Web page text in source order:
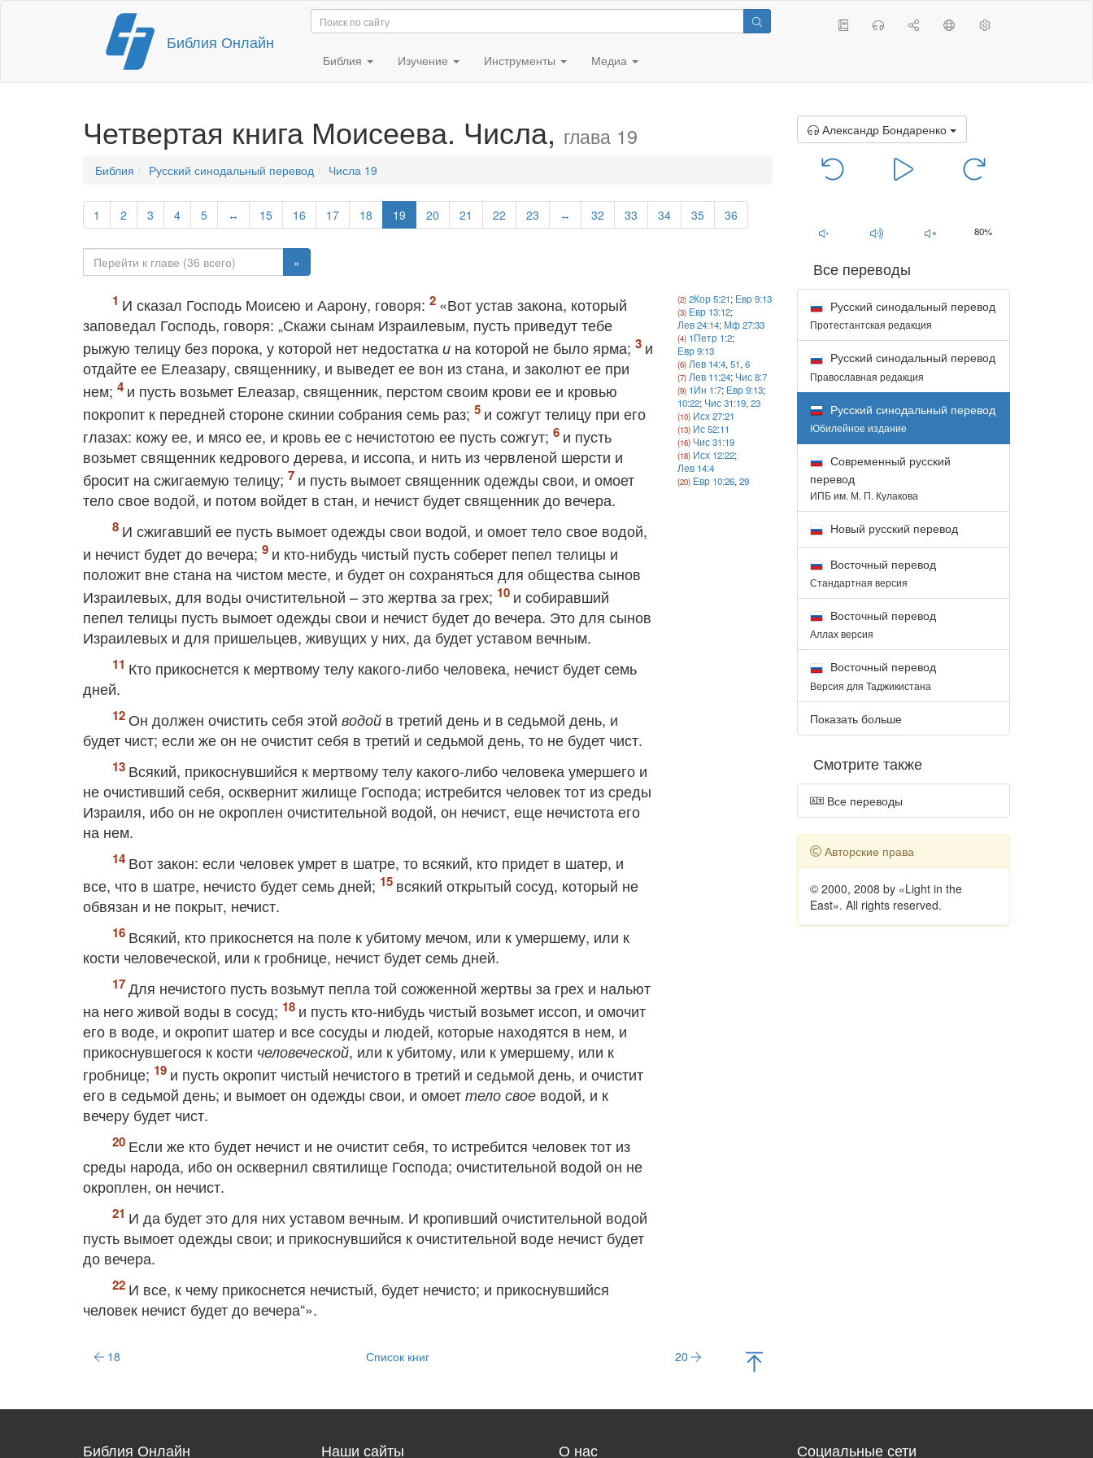
Перейти
содержимому
Библия Онлайн
Библия Изучение Инструменты Медиа
Четвертая книга Моисеева. Числа, глава 19
Библия Русский синодальный перевод Числа 19
1 2 3 4 5 ↔ 15 16 17 18 19 20 21 22 23 ↔ 32 33 34 35 36
»
И сказал Господь Моисею и Аарону, говоря:
«Вот устав закона, который
заповедал Господь, говоря: „Скажи сынам Израилевым, пусть приведут тебе
рыжую телицу без порока, у которой нет недостатка и на которой не было ярма;
и
отдайте ее Елеазару, священнику, и выведет ее вон из стана, и заколют ее при
нем;
и пусть возьмет Елеазар, священник, перстом своим крови ее и кровью
покропит к передней стороне скинии собрания семь раз;
и сожгут телицу при его
глазах: кожу ее, и мясо ее, и кровь ее с нечистотою ее пусть сожгут;
и пусть
возьмет священник кедрового дерева, и иссопа, и нить из червленой шерсти и
бросит на сжигаемую телицу;
и пусть вымоет священник одежды свои, и омоет
тело свое водой, и потом войдет в стан, и нечист будет священник до вечера.
И сжигавший ее пусть вымоет одежды свои водой, и омоет тело свое водой,
и нечист будет до вечера;
и кто-нибудь чистый пусть соберет пепел телицы и
положит вне стана на чистом месте, и будет он сохраняться для общества сынов
Израилевых, для воды очистительной – это жертва за грех;
и собиравший
пепел телицы пусть вымоет одежды свои и нечист будет до вечера. Это для сынов
Израилевых и для пришельцев, живущих у них, да будет уставом вечным.
Кто прикоснется к мертвому телу какого-либо человека, нечист будет семь
дней.
Он должен очистить себя этой водой в третий день и в седьмой день, и
будет чист; если же он не очистит себя в третий и седьмой день, то не будет чист.
Всякий, прикоснувшийся к мертвому телу какого-либо человека умершего и
не очистивший себя, осквернит жилище Господа; истребится человек тот из среды
Израиля, ибо он не окроплен очистительной водой, он нечист, еще нечистота его
на нем.
Вот закон: если человек умрет в шатре, то всякий, кто придет в шатер, и
все, что в шатре, нечисто будет семь дней;
всякий открытый сосуд, который не
обвязан и не покрыт, нечист.
Всякий, кто прикоснется на поле к убитому мечом, или к умершему, или к
кости человеческой, или к гробнице, нечист будет семь дней.
Для нечистого пусть возьмут пепла той сожженной жертвы за грех и нальют
на него живой воды в сосуд;
и пусть кто-нибудь чистый возьмет иссоп, и омочит
его в воде, и окропит шатер и все сосуды и людей, которые находятся в нем, и
прикоснувшегося к кости человеческой, или к убитому, или к умершему, или к
гробнице;
и пусть окропит чистый нечистого в третий и седьмой день, и очистит
его в седьмой день; и вымоет он одежды свои, и омоет тело свое водой, и к
вечеру будет чист.
Если же кто будет нечист и не очистит себя, то истребится человек тот из
среды народа, ибо он осквернил святилище Господа; очистительной водой он не
окроплен, он нечист.
И да будет это для них уставом вечным. И кропивший очистительной водой
пусть вымоет одежды свои; и прикоснувшийся к очистительной воде нечист будет
до вечера.
И все, к чему прикоснется нечистый, будет нечисто; и прикоснувшийся
человек нечист будет до вечера“».
2Кор 5:21; Евр 9:13
Евр 13:12;
Лев 24:14; Мф 27:33
1Петр 1:2;
Евр 9:13
Лев 14:4,51,6
Лев 11:24; Чис 8:7
1Ин 1:7; Евр 9:13;
10:22; Чис 31:19,23
Исх 27:21
Ис 52:11
Чис 31:19
Исх 12:22;
Лев 14:4
Евр 10:26,29
18 Список книг 20
Александр Бондаренко
80%
Все переводы
Русский синодальный перевод
Протестантская редакция
Русский синодальный перевод
Православная редакция
Русский синодальный перевод
Юбилейное издание
Современный русский
перевод
ИПБ им. М. П. Кулакова
Новый русский перевод
Восточный перевод
Стандартная версия
Восточный перевод
Аллах версия
Восточный перевод
Версия для Таджикистана
Показать больше
Смотрите также
Все переводы
Авторские права
© 2000, 2008 by «Light in the
East». All rights reserved.
Библия Онлайн Наши сайты О нас Социальные сети